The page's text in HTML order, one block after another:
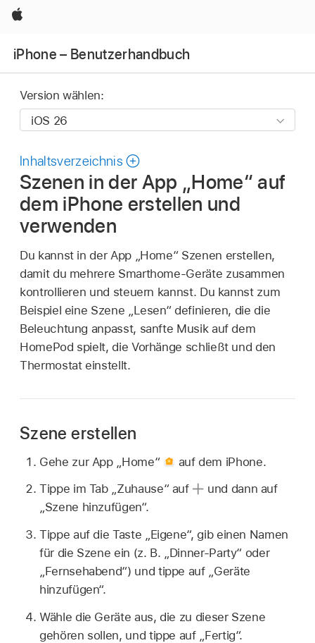
Apple
iPhone – Benutzerhandbuch
Version wählen:
Inhaltsverzeichnis
Szenen in der App „Home“ auf
dem iPhone erstellen und
verwenden
Du kannst in der App „Home“ Szenen erstellen,
damit du mehrere Smarthome-Geräte zusammen
kontrollieren und steuern kannst. Du kannst zum
Beispiel eine Szene „Lesen“ definieren, die die
Beleuchtung anpasst, sanfte Musik auf dem
HomePod spielt, die Vorhänge schließt und den
Thermostat einstellt.
Szene erstellen
Gehe zur App „Home“
auf dem iPhone.
Tippe im Tab „Zuhause“ auf
und dann auf
„Szene hinzufügen“.
Tippe auf die Taste „Eigene“, gib einen Namen
für die Szene ein (z. B. „Dinner-Party“ oder
„Fernsehabend“) und tippe auf „Geräte
hinzufügen“.
Wähle die Geräte aus, die zu dieser Szene
gehören sollen, und tippe auf „Fertig“.